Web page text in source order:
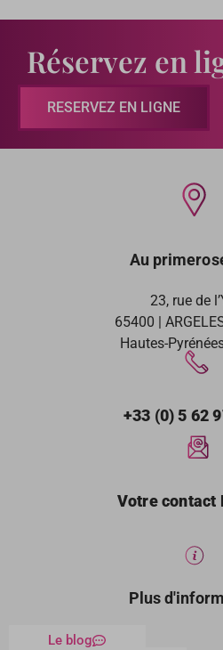
Réservez en
RESERVEZ EN LIGNE
Au
23, rue de
65400 |
Hautes-
+33 (0) 5 62
Votre contact
Plus
Le blog